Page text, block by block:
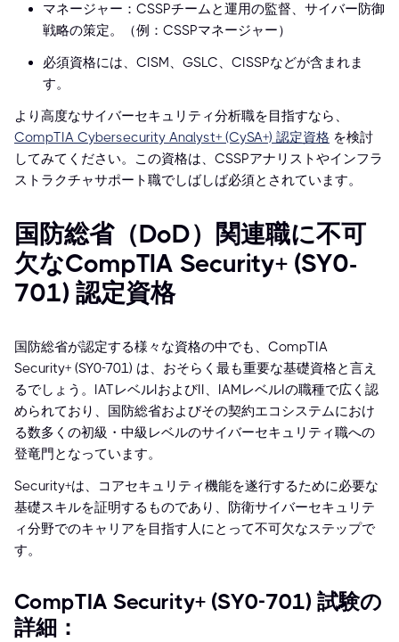
マネージャー：CSSPチームと運用の監督、サイバー防御
戦略の策定。（例：CSSPマネージャー）
必須資格には、CISM、GSLC、CISSPなどが含まれま
す。
より高度なサイバーセキュリティ分析職を目指すなら、
CompTIA Cybersecurity Analyst+ (CySA+) 認定資格 を検討
してみてください。この資格は、CSSPアナリストやインフラ
ストラクチャサポート職でしばしば必須とされています。
国防総省（DoD）関連職に不可
欠なCompTIA Security+ (SY0-
701) 認定資格
国防総省が認定する様々な資格の中でも、CompTIA
Security+ (SY0-701) は、おそらく最も重要な基礎資格と言え
るでしょう。IATレベルIおよびII、IAMレベルIの職種で広く認
められており、国防総省およびその契約エコシステムにおけ
る数多くの初級・中級レベルのサイバーセキュリティ職への
登竜門となっています。
Security+は、コアセキュリティ機能を遂行するために必要な
基礎スキルを証明するものであり、防衛サイバーセキュリテ
ィ分野でのキャリアを目指す人にとって不可欠なステップで
す。
CompTIA Security+ (SY0-701) 試験の
詳細：